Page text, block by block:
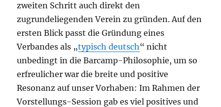
zweiten Schritt auch direkt den
zugrundeliegenden Verein zu gründen. Auf den
ersten Blick passt die Gründung eines
Verbandes als „typisch deutsch“ nicht
unbedingt in die Barcamp-Philosophie, um so
erfreulicher war die breite und positive
Resonanz auf unser Vorhaben: Im Rahmen der
Vorstellungs-Session gab es viel positives und